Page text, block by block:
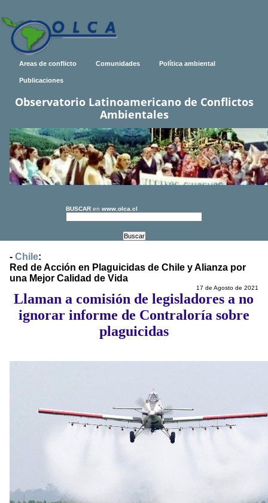
Areas de conflicto Comunidades Política ambiental
Publicaciones
Observatorio Latinoamericano de Conflictos
Ambientales
BUSCAR en www.olca.cl
- Chile:
Red de Acción en Plaguicidas de Chile y Alianza por
una Mejor Calidad de Vida
17 de Agosto de 2021
Llaman a comisión de legisladores a no
ignorar informe de Contraloría sobre
plaguicidas